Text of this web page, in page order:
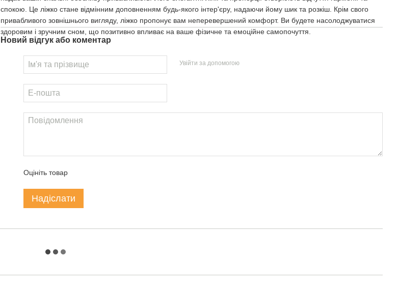
спокою. Це ліжко стане відмінним доповненням будь-якого інтер'єру, надаючи йому шик та розкіш. Крім свого
привабливого зовнішнього вигляду, ліжко пропонує вам неперевершений комфорт. Ви будете насолоджуватися
здоровим і зручним сном, що позитивно впливає на ваше фізичне та емоційне самопочуття.
Новий відгук або коментар
Увійти за допомогою
Оцініть товар
Надіслати